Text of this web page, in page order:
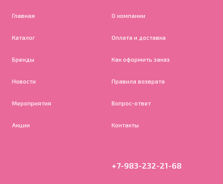
Главная
Каталог
Бренды
Новости
Мероприятия
Акции
О компании
Оплата и доставка
Как оформить заказ
Правила возврата
Вопрос-ответ
Контакты
+7-983-232-21-68